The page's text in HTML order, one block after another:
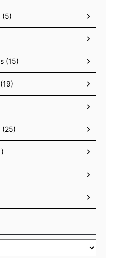
(5)
(15)
(25)